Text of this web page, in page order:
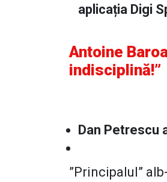
aplicația Digi
Antoine
indisciplină!”
Dan Petrescu
”Principalul”